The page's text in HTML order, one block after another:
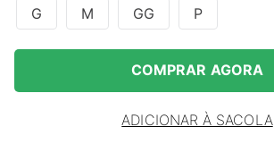
G M GG P
COMPRAR AGORA
ADICIONAR À SACOLA